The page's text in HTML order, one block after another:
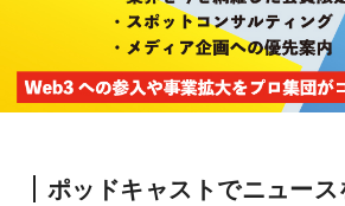
ポッドキャストでニュース